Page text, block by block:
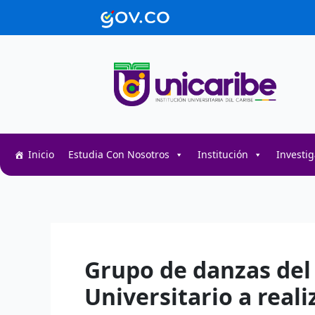
Inicio Estudia Con Nosotros Institución
Grupo de danzas
Universitario a